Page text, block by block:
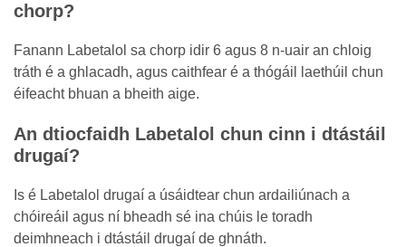
chorp?
Fanann Labetalol sa chorp idir 6 agus 8 n-uair an chloig
tráth é a ghlacadh, agus caithfear é a thógáil laethúil chun
éifeacht bhuan a bheith aige.
An dtiocfaidh Labetalol chun cinn i dtástáil
drugaí?
Is é Labetalol drugaí a úsáidtear chun ardailiúnach a
chóireáil agus ní bheadh sé ina chúis le toradh
deimhneach i dtástáil drugaí de ghnáth.